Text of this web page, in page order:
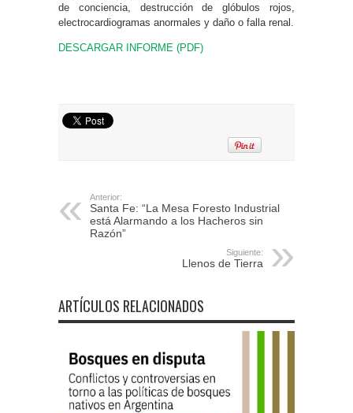
de conciencia, destrucción de glóbulos rojos,
electrocardiogramas anormales y daño o falla renal.
DESCARGAR INFORME (PDF)
Anterior:
Santa Fe: “La Mesa Foresto Industrial
está Alarmando a los Hacheros sin
Razón”
Siguiente:
Llenos de Tierra
ARTÍCULOS RELACIONADOS